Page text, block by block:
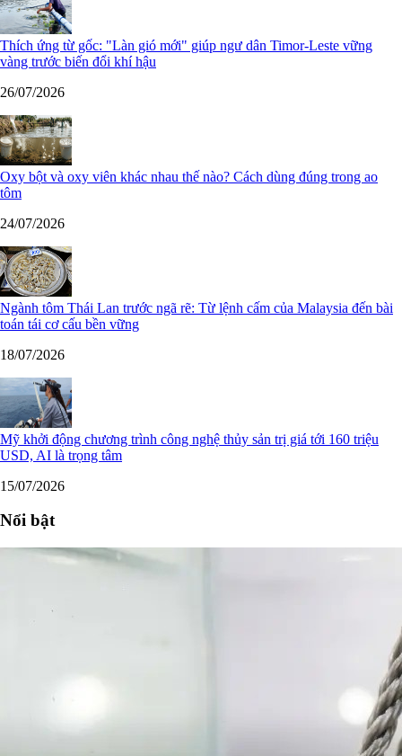
Thích ứng từ gốc: "Làn gió mới" giúp ngư dân Timor-Leste vững
vàng trước biến đổi khí hậu
26/07/2026
Oxy bột và oxy viên khác nhau thế nào? Cách dùng đúng trong ao
tôm
24/07/2026
Ngành tôm Thái Lan trước ngã rẽ: Từ lệnh cấm của Malaysia đến bài
toán tái cơ cấu bền vững
18/07/2026
Mỹ khởi động chương trình công nghệ thủy sản trị giá tới 160 triệu
USD, AI là trọng tâm
15/07/2026
Nổi bật